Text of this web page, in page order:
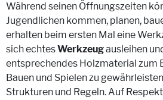
Während seinen Öffnungszeiten
Jugendlichen kommen, planen,
erhalten beim ersten Mal eine
sich echtesWerkzeugausleihen
entsprechendes Holzmaterial zum
Bauen und Spielen zu
Strukturen und Regeln. Auf